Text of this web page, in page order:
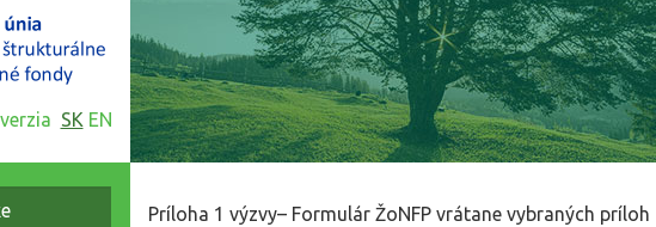
SK EN
Príloha 1 výzvy– Formulár ŽoNFP vrátane vybraných príloh